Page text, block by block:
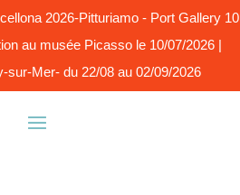
2026-Pitturiamo - Port Gallery 10
au musée Picasso le 10/07/2026 |
sur-Mer- du 22/08 au 02/09/2026